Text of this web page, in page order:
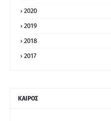
2020
2019
2018
2017
ΚΑΙΡΟΣ